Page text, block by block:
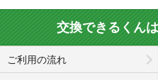
交換できるくん
ご利用の流れ